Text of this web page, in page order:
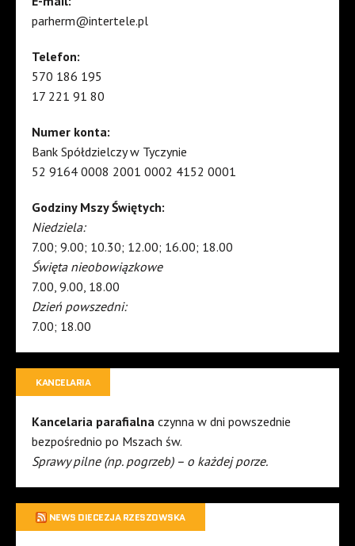
parherm@intertele.pl
Telefon:
570 186 195
17 221 91 80
Numer konta:
Bank Spółdzielczy w Tyczynie
52 9164 0008 2001 0002 4152 0001
Godziny Mszy Świętych:
Niedziela:
7.00; 9.00; 10.30; 12.00; 16.00; 18.00
Święta nieobowiązkowe
7.00, 9.00, 18.00
Dzień powszedni:
7.00; 18.00
KANCELARIA
Kancelaria parafialna czynna w dni powszednie
bezpośrednio po Mszach św.
Sprawy pilne (np. pogrzeb) – o każdej porze.
NEWS DIECEZJA RZESZOWSKA